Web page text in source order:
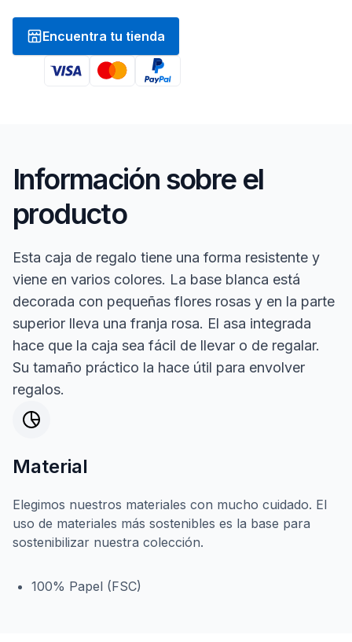
Encuentra tu tienda
Información sobre el
producto
Esta caja de regalo tiene una forma resistente y
viene en varios colores. La base blanca está
decorada con pequeñas flores rosas y en la parte
superior lleva una franja rosa. El asa integrada
hace que la caja sea fácil de llevar o de regalar.
Su tamaño práctico la hace útil para envolver
regalos.
Material
Elegimos nuestros materiales con mucho cuidado. El
uso de materiales más sostenibles es la base para
sostenibilizar nuestra colección.
100% Papel (FSC)